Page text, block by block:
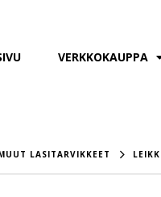
VERKKOKAUPPA
LASITARVIKKEET